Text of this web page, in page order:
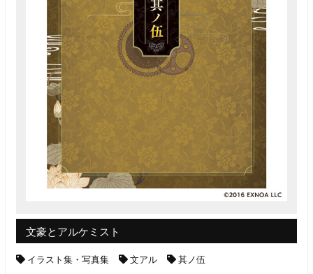
文豪とアルケミスト
イラスト集・写真集 文アル 其ノ伍